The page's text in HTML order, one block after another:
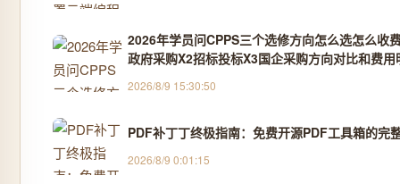
2026年学员问CPPS三个选修方向怎么选怎么
政府采购X2招标投标X3国企采购方向对比和费
2026/8/9 15:30:50
PDF补丁丁终极指南：免费开源PDF工具箱的完
2026/8/9 0:01:15